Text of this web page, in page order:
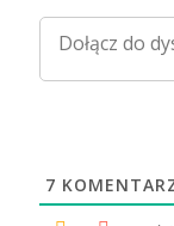
7